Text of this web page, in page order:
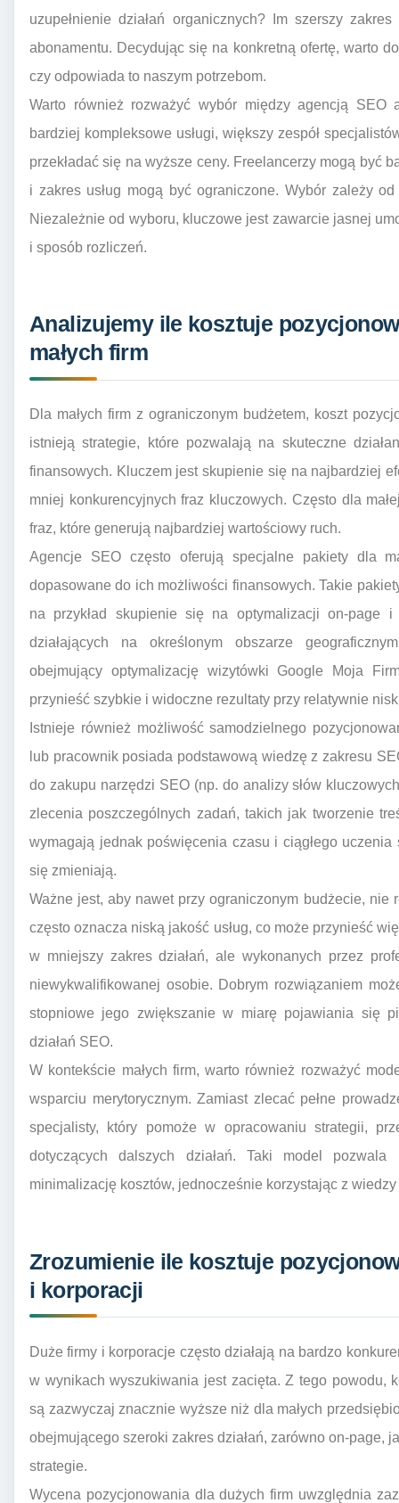
uzupełnienie działań organicznych? Im szerszy
abonamentu. Decydując się na konkretną ofertę, warto
czy odpowiada to naszym potrzebom.
Warto również rozważyć wybór między agencją SEO
bardziej kompleksowe usługi, większy zespół
przekładać się na wyższe ceny. Freelancerzy mogą być
i zakres usług mogą być ograniczone. Wybór zależy
Niezależnie od wyboru, kluczowe jest zawarcie jasnej
i sposób rozliczeń.
Analizujemy ile kosztuje
małych firm
Dla małych firm z ograniczonym budżetem, koszt
istnieją strategie, które pozwalają na skuteczne
finansowych. Kluczem jest skupienie się na najbardziej
mniej konkurencyjnych fraz kluczowych. Często dla
fraz, które generują najbardziej wartościowy ruch.
Agencje SEO często oferują specjalne pakiety dla
dopasowane do ich możliwości finansowych. Takie
na przykład skupienie się na optymalizacji on-
działających na określonym obszarze
obejmujący optymalizację wizytówki Google Moja
przynieść szybkie i widoczne rezultaty przy relatywnie
Istnieje również możliwość samodzielnego
lub pracownik posiada podstawową wiedzę z zakresu
do zakupu narzędzi SEO (np. do analizy słów
zlecenia poszczególnych zadań, takich jak tworzenie
wymagają jednak poświęcenia czasu i ciągłego
się zmieniają.
Ważne jest, aby nawet przy ograniczonym budżecie, nie
często oznacza niską jakość usług, co może przynieść
w mniejszy zakres działań, ale wykonanych przez
niewykwalifikowanej osobie. Dobrym rozwiązaniem
stopniowe jego zwiększanie w miarę pojawiania się
działań SEO.
W kontekście małych firm, warto również rozważyć
wsparciu merytorycznym. Zamiast zlecać pełne
specjalisty, który pomoże w opracowaniu strategii,
dotyczących dalszych działań. Taki model
minimalizację kosztów, jednocześnie korzystając z
Zrozumienie ile kosztuje
i korporacji
Duże firmy i korporacje często działają na bardzo
w wynikach wyszukiwania jest zacięta. Z tego powodu,
są zazwyczaj znacznie wyższe niż dla małych
obejmującego szeroki zakres działań, zarówno on-page,
strategie.
Wycena pozycjonowania dla dużych firm uwzględnia